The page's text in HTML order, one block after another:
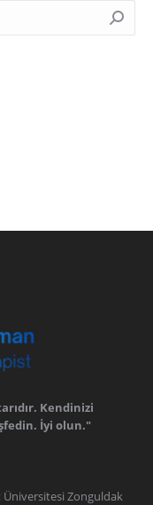
Kendinizi
İyi olun."
Üniversitesi Zonguldak